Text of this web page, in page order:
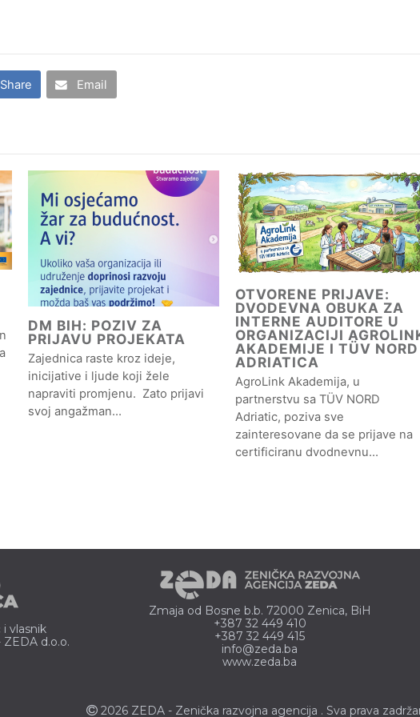
Share Email
DM BIH: POZIV ZA
PRIJAVU PROJEKATA
Zajednica raste kroz ideje,
inicijative i ljude koji žele
napraviti promjenu. Zato prijavi
svoj angažman…
OTVORENE PRIJAVE:
DVODEVNA OBUKA ZA
INTERNE AUDITORE U
ORGANIZACIJI
AKADEMIJE I TÜV NORD
ADRIATICA
AgroLink Akademija, u
partnerstvu sa TÜV NORD
Adriatic, poziva sve
zainteresovane da se prijave na
certificiranu dvodnevnu…
i vlasnik
d.o.o.
Zmaja od Bosne b.b. 72000 Zenica, BiH
+387 32 449 410
+387 32 449 415
info@zeda.ba
www.zeda.ba
2026 ZEDA - Zenička razvojna agencija . Sva prava